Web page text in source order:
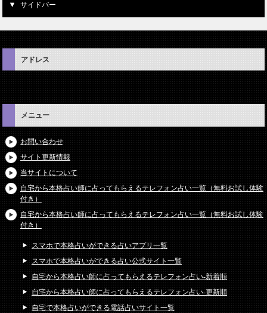
サイドバー
アドレス
メニュー
お問い合わせ
サイト更新情報
当サイトについて
自宅から本格占い師に占ってもらえるテレフォン占い一覧（無料お試し体験
付き）
自宅から本格占い師に占ってもらえるテレフォン占い一覧（無料お試し体験
付き）
スマホで本格占いができる占いアプリ一覧
スマホで本格占いができる占い公式サイト一覧
自宅から本格占い師に占ってもらえるテレフォン占い-新着順
自宅から本格占い師に占ってもらえるテレフォン占い-更新順
自宅で本格占いができる電話占いサイト一覧